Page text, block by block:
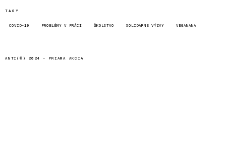
TAGY
COVID-19 PROBLÉMY V PRÁCI ŠKOLSTVO SOLIDÁRNE VÝZVY VEGANANA
ANTI(©) 2024 - PRIAMA AKCIA